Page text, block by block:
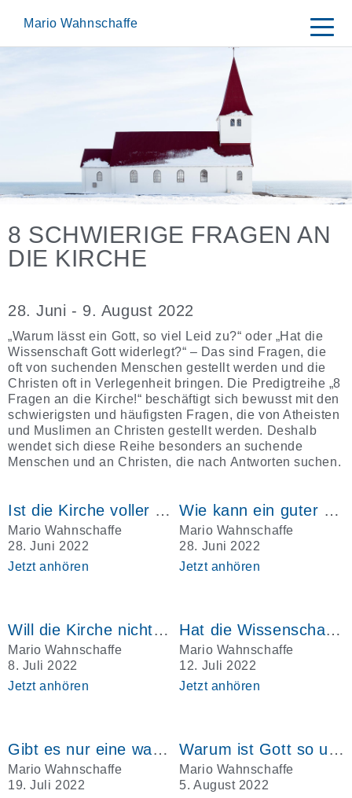
Mario Wahnschaffe
8 SCHWIERIGE FRAGEN AN
DIE KIRCHE
28. Juni - 9. August 2022
„Warum lässt ein Gott, so viel Leid zu?“ oder „Hat die
Wissenschaft Gott widerlegt?“ – Das sind Fragen, die
oft von suchenden Menschen gestellt werden und die
Christen oft in Verlegenheit bringen. Die Predigtreihe „8
Fragen an die Kirche!“ beschäftigt sich bewusst mit den
schwierigsten und häufigsten Fragen, die von Atheisten
und Muslimen an Christen gestellt werden. Deshalb
wendet sich diese Reihe besonders an suchende
Menschen und an Christen, die nach Antworten suchen.
Ist die Kirche voller Heuchler?
Mario Wahnschaffe
28. Juni 2022
Jetzt anhören
Wie kann ein guter Gott so viel Leid zulassen?
Mario Wahnschaffe
28. Juni 2022
Jetzt anhören
Will die Kirche nicht nur mein Geld?
Mario Wahnschaffe
8. Juli 2022
Jetzt anhören
Hat die Wissenschaft Gott widerlegt
Mario Wahnschaffe
12. Juli 2022
Jetzt anhören
Gibt es nur eine wahre Religion?
Mario Wahnschaffe
19. Juli 2022
Warum ist Gott so ungerecht?
Mario Wahnschaffe
5. August 2022